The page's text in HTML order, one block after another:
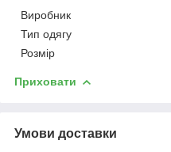
Виробник
Тип одягу
Розмір
Приховати
Умови доставки